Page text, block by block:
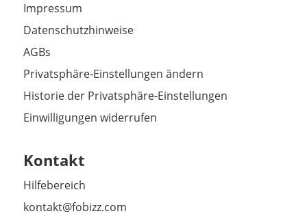
Impressum
Datenschutzhinweise
AGBs
Privatsphäre-Einstellungen ändern
Historie der Privatsphäre-Einstellungen
Einwilligungen widerrufen
Kontakt
Hilfebereich
kontakt@fobizz.com